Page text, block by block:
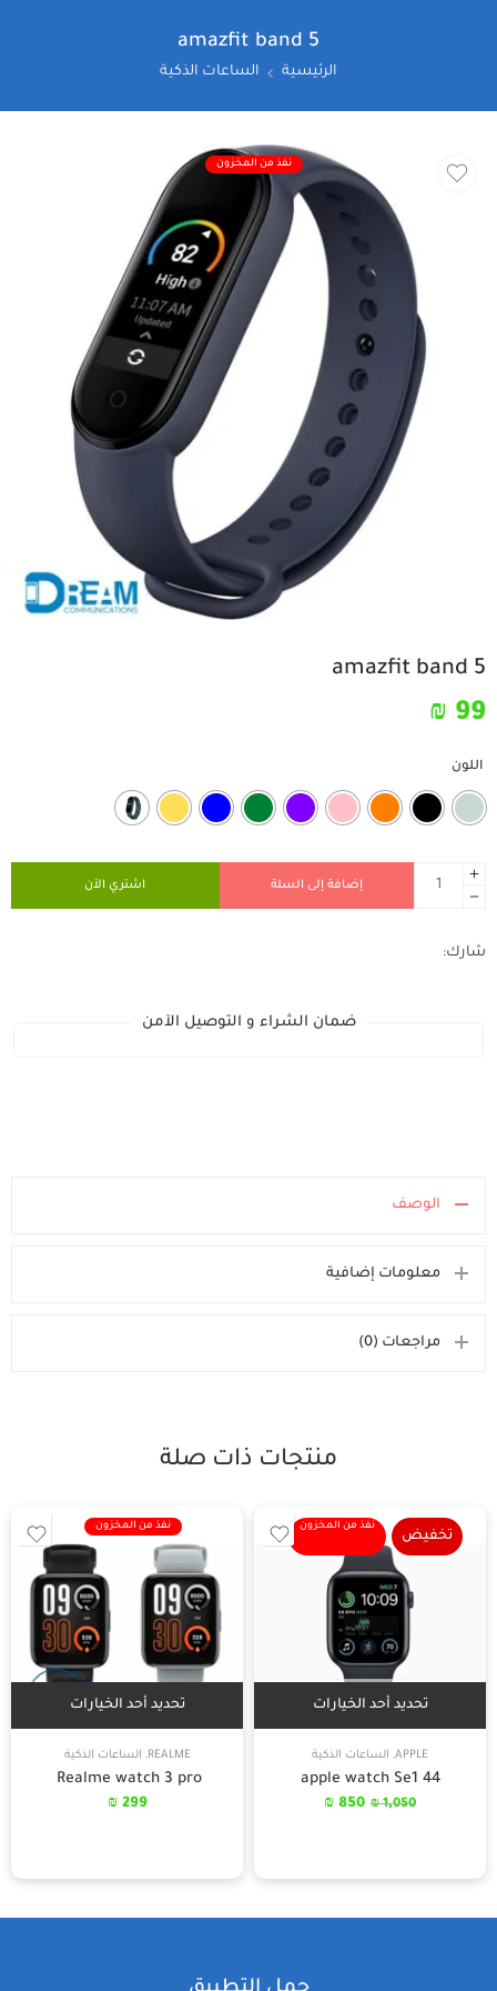
amazfit band 5
الرئيسية الساعات الذكية
نفذ من المخزون
amazfit band 5
99
₪
اللون
إضافة إلى السلة اشتري الآن
شارك:
ضمان الشراء و التوصيل الآمن
الوصف
معلومات إضافية
مراجعات (0)
منتجات ذات صلة
تخفيض
نفذ من المخزون
تحديد أحد الخيارات
APPLE
, الساعات الذكية
apple watch Se1 44
1,050
₪
850
₪
نفذ من المخزون
تحديد أحد الخيارات
REALME
, الساعات الذكية
Realme watch 3 pro
299
₪